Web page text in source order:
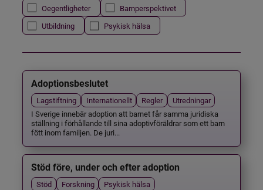
Oegentligheter
Barnperspektivet
Utbildning
Psykisk hälsa
Adoptionsbeslutet
Lagstiftning Internationellt Regler
Utredningar
I Sverige innebär adoption att barnet får samma juridiska
ställning i förhållande till sina adoptivföräldrar som ett barn
fött inom familjen. De juri...
Stöd före, under och efter adoption
Stöd Forskning
Psykisk hälsa